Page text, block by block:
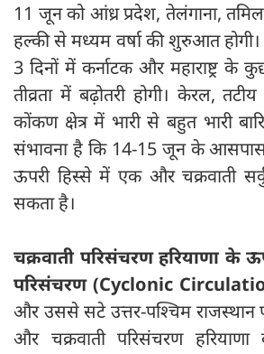
11 जून को आंध्र प्रदेश, तेलंगाना,
हल्की से मध्यम वर्षा की शुरुआत
3 दिनों में कर्नाटक और महाराष्ट्र के
तीव्रता में बढ़ोतरी होगी। केरल,
कोंकण क्षेत्र में भारी से बहुत भारी
संभावना है कि 14-15 जून के
ऊपरी हिस्से में एक और चक्रवाती
सकता है।
चक्रवाती परिसंचरण हरियाणा के
परिसंचरण (Cyclonic
और उससे सटे उत्तर-पश्चिम
और चक्रवाती परिसंचरण